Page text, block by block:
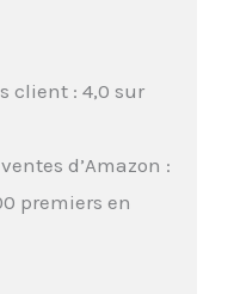
client : 4,0 sur
d’Amazon :
premiers en